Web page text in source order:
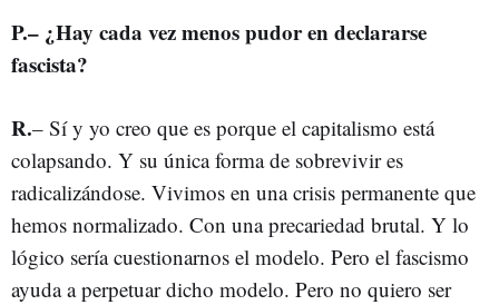
P.– ¿Hay cada vez menos pudor en declararse
fascista?
R.– Sí y yo creo que es porque el capitalismo está
colapsando. Y su única forma de sobrevivir es
radicalizándose. Vivimos en una crisis permanente que
hemos normalizado. Con una precariedad brutal. Y lo
lógico sería cuestionarnos el modelo. Pero el fascismo
ayuda a perpetuar dicho modelo. Pero no quiero ser